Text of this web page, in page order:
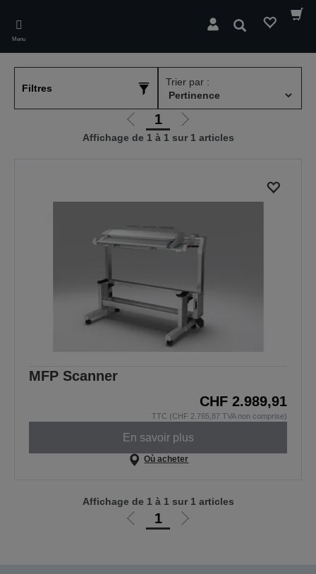
main
content
Menu
Rechercher
Filtres
Trier par :
Aller
à
1
Aller
à
Affichage de 1 à 1 sur 1 articles
MFP Scanner
CHF 2.989,91
TTC (CHF 2.765,87 TVA non comprise)
En savoir plus
Où acheter
Aller1
Aller
Affichage de 1 à 1 sur 1 articles